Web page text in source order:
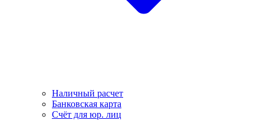
Наличный расчет
Банковская карта
Счёт для юр. лиц